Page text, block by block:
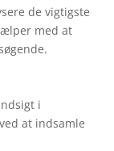
de vigtigste
med at
i
at indsamle